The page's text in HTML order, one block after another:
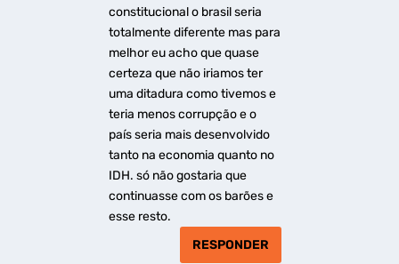
constitucional o brasil seria
totalmente diferente mas para
melhor eu acho que quase
certeza que não iriamos ter
uma ditadura como tivemos e
teria menos corrupção e o
país seria mais desenvolvido
tanto na economia quanto no
IDH. só não gostaria que
continuasse com os barões e
esse resto.
RESPONDER